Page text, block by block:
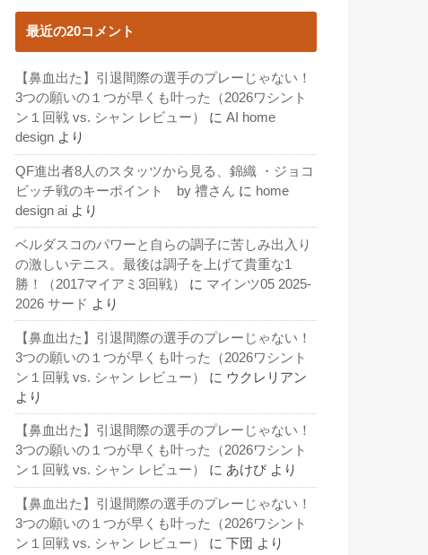
最近の20コメント
【鼻血出た】引退間際の選手のプレーじゃない！
3つの願いの１つが早くも叶った（2026ワシント
ン１回戦 vs. シャン レビュー）
に AI home
design より
QF進出者8人のスタッツから見る、錦織 ・ジョコ
ビッチ戦のキーポイント by 禮さん に home
design ai より
ベルダスコのパワーと自らの調子に苦しみ出入り
の激しいテニス。最後は調子を上げて貴重な1
勝！（2017マイアミ3回戦）
に マインツ05 2025-
2026 サード より
【鼻血出た】引退間際の選手のプレーじゃない！
3つの願いの１つが早くも叶った（2026ワシント
ン１回戦 vs. シャン レビュー）
に ウクレリアン
より
【鼻血出た】引退間際の選手のプレーじゃない！
3つの願いの１つが早くも叶った（2026ワシント
ン１回戦 vs. シャン レビュー）
に あけび より
【鼻血出た】引退間際の選手のプレーじゃない！
3つの願いの１つが早くも叶った（2026ワシント
ン１回戦 vs. シャン レビュー）
に 下団 より